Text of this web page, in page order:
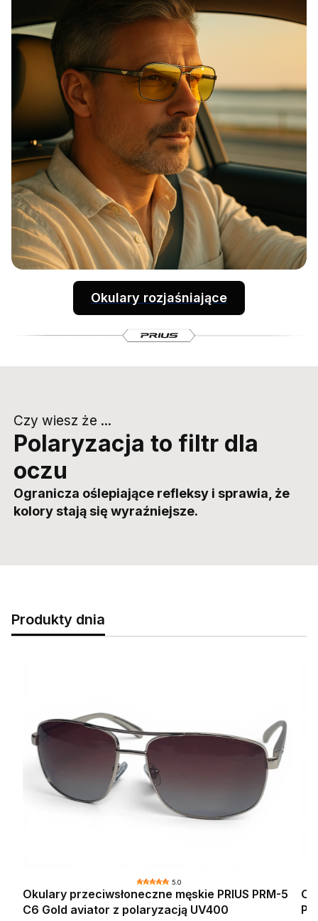
Okulary rozjaśniające
Czy wiesz że ...
Polaryzacja to filtr dla
oczu
Ogranicza oślepiające refleksy i sprawia, że
kolory stają się wyraźniejsze.
Produkty dnia
5.0
Okulary przeciwsłoneczne męskie PRIUS PRM-5
C6 Gold aviator z polaryzacją UV400